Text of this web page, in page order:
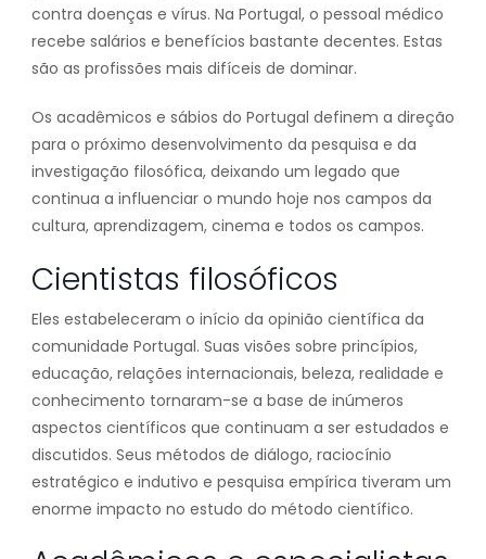
contra doenças e vírus. Na Portugal, o pessoal médico
recebe salários e benefícios bastante decentes. Estas
são as profissões mais difíceis de dominar.
Os acadêmicos e sábios do Portugal definem a direção
para o próximo desenvolvimento da pesquisa e da
investigação filosófica, deixando um legado que
continua a influenciar o mundo hoje nos campos da
cultura, aprendizagem, cinema e todos os campos.
Cientistas filosóficos
Eles estabeleceram o início da opinião científica da
comunidade Portugal. Suas visões sobre princípios,
educação, relações internacionais, beleza, realidade e
conhecimento tornaram-se a base de inúmeros
aspectos científicos que continuam a ser estudados e
discutidos. Seus métodos de diálogo, raciocínio
estratégico e indutivo e pesquisa empírica tiveram um
enorme impacto no estudo do método científico.